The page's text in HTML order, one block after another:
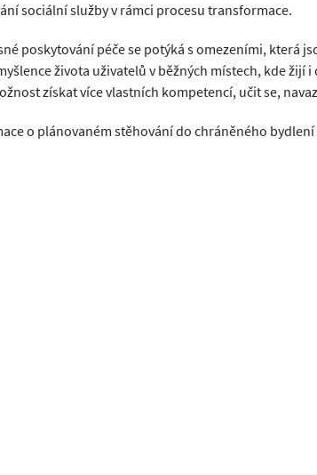
sociální služby v rámci procesu transformace.
poskytování péče se potýká s omezeními, která
života uživatelů v běžných místech, kde žijí
získat více vlastních kompetencí, učit se,
o plánovaném stěhování do chráněného